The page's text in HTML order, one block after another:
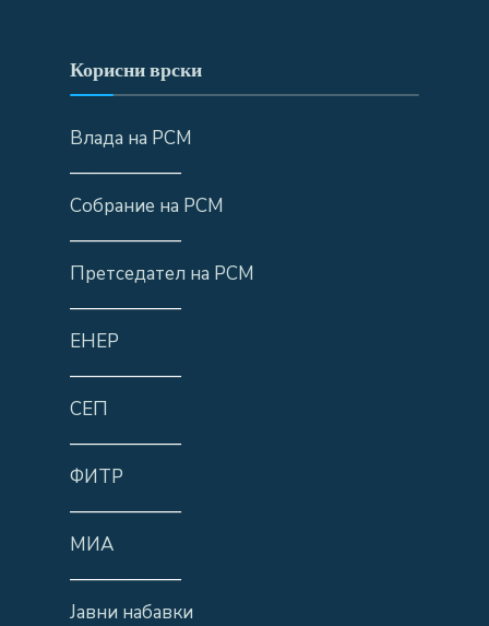
Корисни врски
Влада на РСМ
——————
Собрание на РСМ
——————
Претседател на РСМ
——————
ЕНЕР
——————
СЕП
——————
ФИТР
——————
МИА
——————
Јавни набавки